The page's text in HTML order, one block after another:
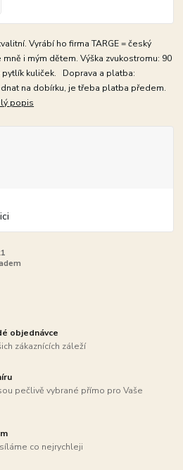
Vyrábí ho firma TARGE = český
i mým dětem. Výška zvukostromu: 90
pytlík kuliček. Doprava a platba:
na dobírku, je třeba platba předem.
popis
objednávce
zákaznících záleží
pečlivě vybrané přímo pro Vaše
co nejrychleji